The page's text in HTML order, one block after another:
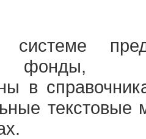
фонды,
в